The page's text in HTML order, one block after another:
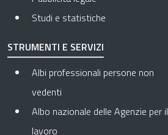
Studi e statistiche
STRUMENTI E SERVIZI
Albi professionali persone non
vedenti
Albo nazionale delle Agenzie per il
lavoro